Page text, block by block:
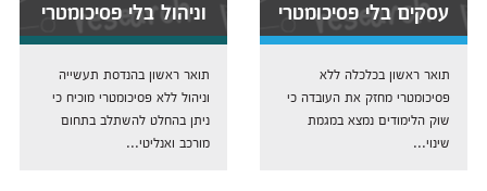
עסקים בלי פסיכומטרי
תואר ראשון בכלכלה ללא
פסיכומטרי מחזק את העובדה כי
שוק הלימודים נמצא במגמת
שינוי...
וניהול בלי פסיכומטרי
תואר ראשון בהנדסת תעשייה
וניהול ללא פסיכומטרי מוכיח כי
ניתן בהחלט להשתלב בתחום
מורכב ואנליטי...